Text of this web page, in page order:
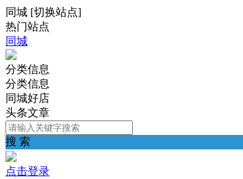
同城 [切换站点]
热门站点
同城
分类信息
分类信息
同城好店
头条文章
搜 索
点击登录